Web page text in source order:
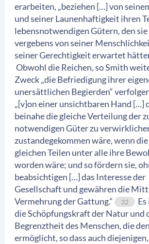
erarbeiten, „beziehen […] von
und seiner Launenhaftigkeit ihren
lebensnotwendigen Gütern, den
vergebens von seiner
seiner Gerechtigkeit erwartet
Obwohl die Reichen, so Smith
Zweck „die Befriedigung ihrer
unersättlichen Begierden“
„[v]on einer unsichtbaren Hand […]
beinahe die gleiche Verteilung der
notwendigen Güter zu
zustandegekommen wäre, wenn die
gleichen Teilen unter alle ihre
worden wäre; und so fördern sie,
beabsichtigen […] das Interesse der
Gesellschaft und gewähren die
Vermehrung der Gattung.“
32
die Schöpfungskraft der Natur und
Begrenztheit des Menschen, die
ermöglicht, so dass auch